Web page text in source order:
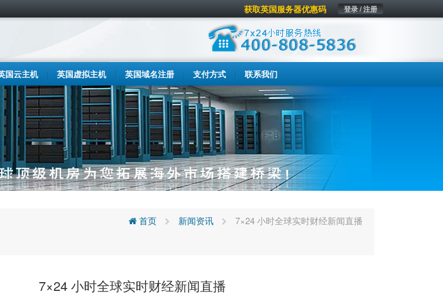
登录 / 注册
获取英国服务器优惠码
国云主机 英国虚拟主机 英国域名注册 支付方式 联系我们
首页 新闻资讯 7×24 小时全球实时财经新闻直播
7×24 小时全球实时财经新闻直播